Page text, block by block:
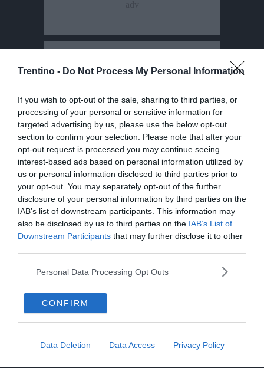
Trentino - Do Not Process My Personal Information
If you wish to opt-out of the sale, sharing to third parties, or
processing of your personal or sensitive information for
targeted advertising by us, please use the below opt-out
section to confirm your selection. Please note that after your
opt-out request is processed you may continue seeing
interest-based ads based on personal information utilized by
us or personal information disclosed to third parties prior to
your opt-out. You may separately opt-out of the further
disclosure of your personal information by third parties on the
IAB’s list of downstream participants. This information may
also be disclosed by us to third parties on the IAB’s List of
Downstream Participants that may further disclose it to other
Personal Data Processing Opt Outs
CONFIRM
Data Deletion Data Access Privacy Policy
IL PROGETTO
Chic Respect, transizione ecologica in cucina